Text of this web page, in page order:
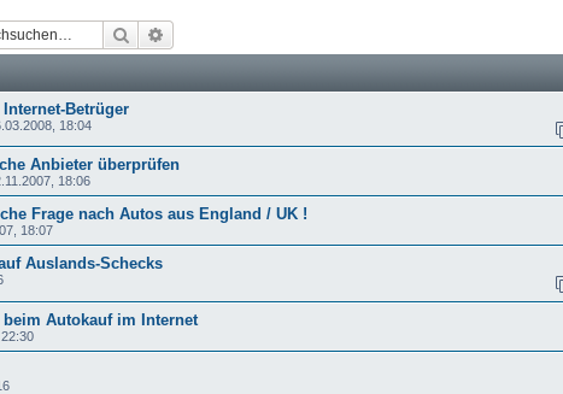
Suche
Betrüger
18:04
Anbieter überprüfen
18:06
Frage nach Autos aus England / UK !
18:07
Auslands-Schecks
Autokauf im Internet